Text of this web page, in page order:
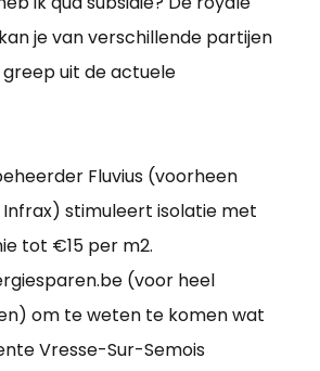
je van verschillende partijen
uit de actuele
Fluvius (voorheen
Infrax) stimuleert isolatie met
tot €15 per m2.
(voor heel
om te weten te komen wat
Vresse-Sur-Semois